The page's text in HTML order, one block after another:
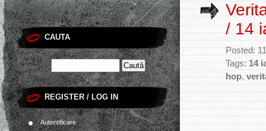
CAUTA
REGISTER / LOG IN
Autentificare
/ 14
Posted:
Tags: 14
hop,